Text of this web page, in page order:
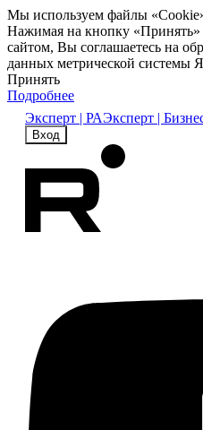
Мы используем файлы
Нажимая на кнопку «Принять»
сайтом, Вы соглашаетесь на
данных метрической системы
Принять
Подробнее
Эксперт | РАЭксперт |
Вход